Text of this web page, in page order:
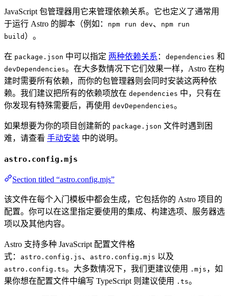
JavaScript 包管理器用它来管理依赖关系。它也定义了通常用
于运行 Astro 的脚本（例如：
npm run dev、
npm run
build ）。
在 package.json 中可以指定 两种依赖关系 ： dependencies 和
devDependencies。在大多数情况下它们效果一样，Astro 在构
建时需要所有依赖，而你的包管理器则会同时安装这两种依
赖。我们建议把所有的依赖项放在 dependencies 中，只有在
你发现有特殊需要后，再使用 devDependencies。
如果想要为你的项目创建新的 package.json 文件时遇到困
难，请查看 手动安装 中的说明。
astro.config.mjs
Section titled “astro.config.mjs”
该文件在每个入门模板中都会生成，它包括你的 Astro 项目的
配置。你可以在这里指定要使用的集成、构建选项、服务器选
项以及其他内容。
Astro 支持多种 JavaScript 配置文件格
式：
astro.config.js、 astro.config.mjs 以及
astro.config.ts。大多数情况下，我们更建议使用 .mjs ，如
果你想在配置文件中编写 TypeScript 则建议使用
.ts。